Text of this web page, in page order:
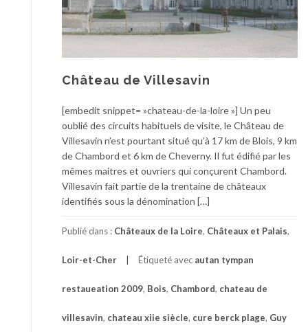
Château de Villesavin
[embedit snippet= »chateau-de-la-loire »] Un peu
oublié des circuits habituels de visite, le Château de
Villesavin n’est pourtant situé qu’à 17 km de Blois, 9 km
de Chambord et 6 km de Cheverny. Il fut édifié par les
mêmes maitres et ouvriers qui conçurent Chambord.
Villesavin fait partie de la trentaine de châteaux
identifiés sous la dénomination […]
Publié dans : Châteaux de la Loire, Châteaux et Palais,
Loir-et-Cher Étiqueté avec autan tympan
restaueation 2009, Bois, Chambord, chateau de
villesavin, chateau xiie siècle, cure berck plage, Guy